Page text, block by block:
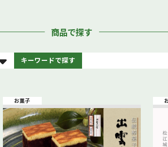
商品で探す
キーワードで探す
お菓子